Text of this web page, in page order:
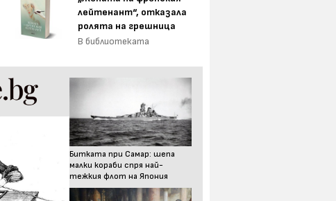
лейтенант“, отказала
ролята на грешница
В библиотеката
Битката при Самар: шепа
малки кораби спря най-
тежкия флот на Япония